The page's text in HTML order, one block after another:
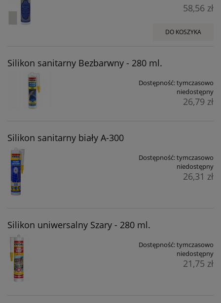
58,56 zł
DO KOSZYKA
Silikon sanitarny Bezbarwny - 280 ml.
Dostępność:tymczasowo
niedostępny
26,79 zł
Silikon sanitarny biały A-300
Dostępność:tymczasowo
niedostępny
26,31 zł
Silikon uniwersalny Szary - 280 ml.
Dostępność:tymczasowo
niedostępny
21,75 zł